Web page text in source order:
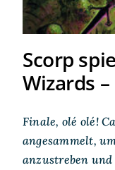
Scorp
Wizards
Finale, olé olé!
angesammelt,
anzustreben